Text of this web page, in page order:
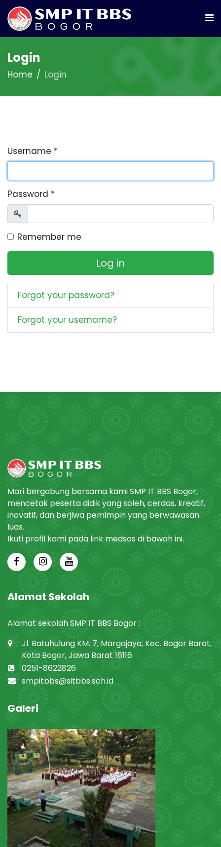
Login
Home Login
Username *
Password *
Show
Remember me
Log in
Forgot your password?
Forgot your username?
Mari bergabung bersama kami SMP IT BBS Bogor,
mencetak peserta didik yang soleh, cerdas, kreatif,
inovatif, dan berjiwa pemimpin yang berwawasan
luas.
Ikuti profil kami pada link medsos di bawah ini.
Alamat Sekolah
Alamat sekolah SMP IT BBS Bogor :
Jl. Batuhulung KM. 7, Margajaya, Kec. Bogor Barat,
Kota Bogor, Jawa Barat 16116
0251-8622826
smpitbbs@sitbbs.sch.id
Galeri